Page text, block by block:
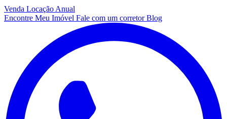
Venda Locação Anual
Encontre Meu Imóvel Fale com um corretorBlog